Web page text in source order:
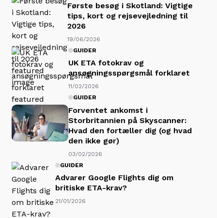
Første besøg i Skotland: Vigtige
tips, kort og rejsevejledning til
2026
19/06/2026
GUIDER
UK ETA fotokrav og
ansøgningsspørgsmål forklaret
11/02/2026
GUIDER
Forventet ankomst i
Storbritannien på Skyscanner:
Hvad den fortæller dig (og hvad
den ikke gør)
03/02/2026
GUIDER
Advarer Google Flights dig om
britiske ETA-krav?
21/01/2026